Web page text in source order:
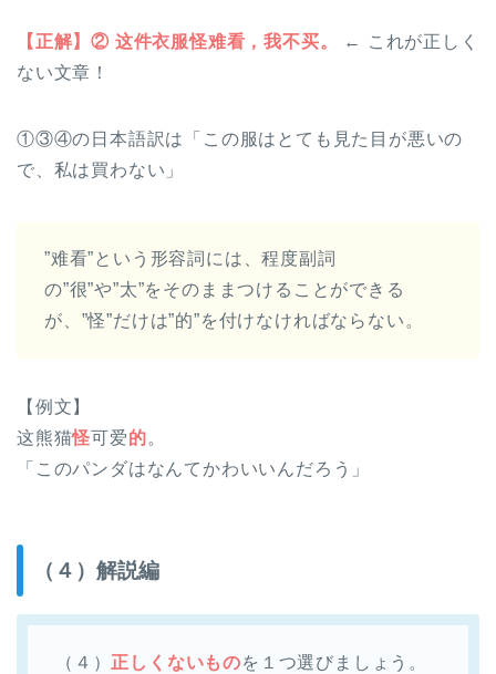
【正解】② 这件衣服怪难看，我不买。
← これが正しく
ない文章！
①③④の日本語訳は「この服はとても見た目が悪いの
で、私は買わない」
”难看”という形容詞には、程度副詞
の”很”や”太”をそのままつけることができる
が、”怪”だけは”的”を付けなければならない。
【例文】
这熊猫怪可爱的。
「このパンダはなんてかわいいんだろう」
（４）解説編
（４）正しくないものを１つ選びましょう。